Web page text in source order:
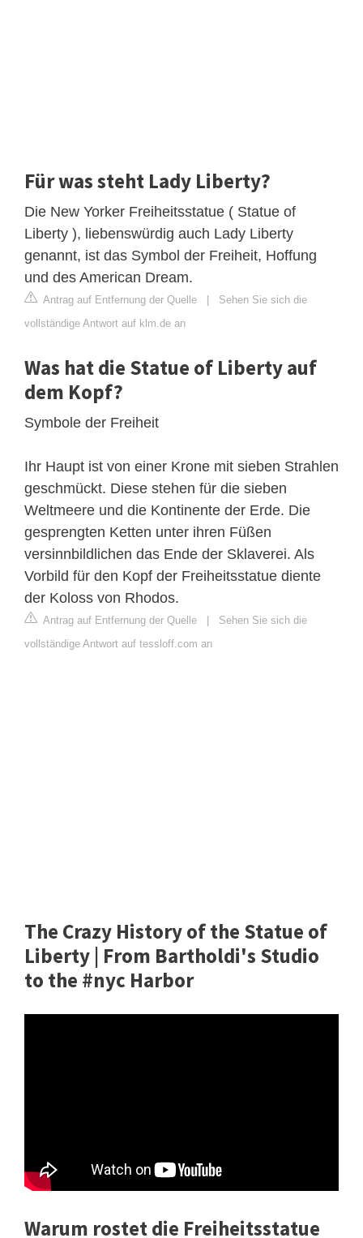
Für was steht Lady Liberty?
Die New Yorker Freiheitsstatue ( Statue of
Liberty ), liebenswürdig auch Lady Liberty
genannt, ist das Symbol der Freiheit, Hoffung
und des American Dream.
Antrag auf Entfernung der Quelle
Sehen Sie sich die
vollständige Antwort auf klm.de an
Was hat die Statue of Liberty auf
dem Kopf?
Symbole der Freiheit
Ihr Haupt ist von einer Krone mit sieben Strahlen
geschmückt. Diese stehen für die sieben
Weltmeere und die Kontinente der Erde. Die
gesprengten Ketten unter ihren Füßen
versinnbildlichen das Ende der Sklaverei. Als
Vorbild für den Kopf der Freiheitsstatue diente
der Koloss von Rhodos.
Antrag auf Entfernung der Quelle
Sehen Sie sich die
vollständige Antwort auf tessloff.com an
The Crazy History of the Statue of
Liberty | From Bartholdi's Studio
to the #nyc Harbor
Warum rostet die Freiheitsstatue